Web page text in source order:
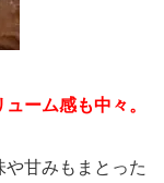
ーム感も中々。
甘みもまとった